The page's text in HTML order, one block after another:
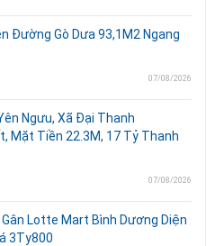
Đường Gò Dưa 93,1M2 Ngang
07/08/2026
Ngưu, Xã Đại Thanh
Mặt Tiền 22.3M, 17 Tỷ Thanh
07/08/2026
Gân Lotte Mart Bình Dương Diện
3Ty800